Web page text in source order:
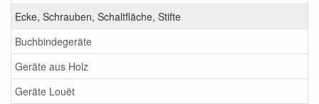
Ecke, Schrauben, Schaltfläche, Stifte
Buchbindegeräte
Geräte aus Holz
Geräte Louët